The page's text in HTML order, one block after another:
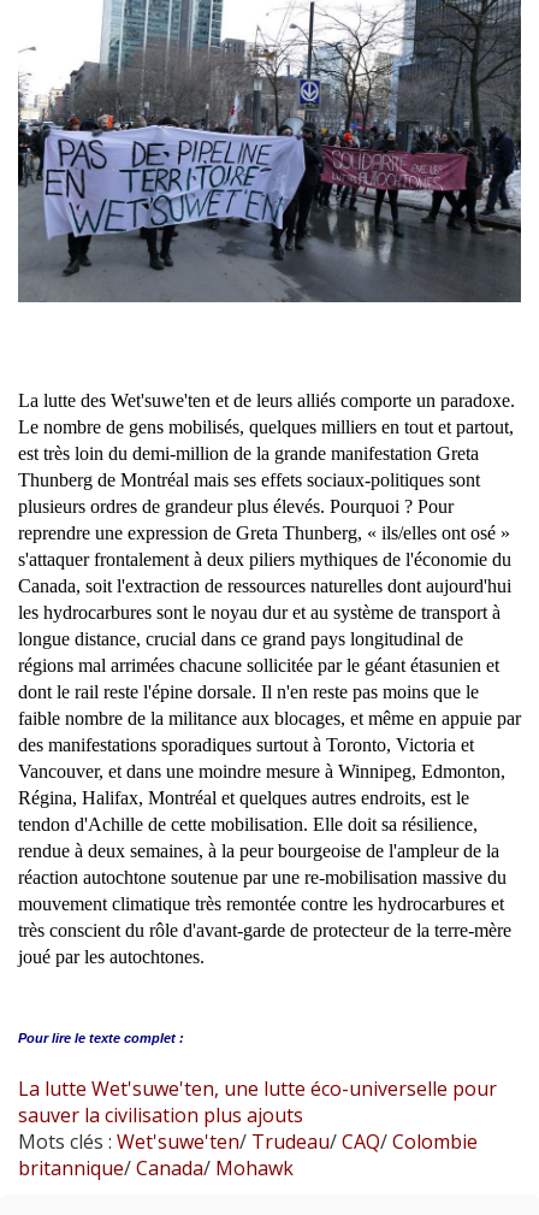
La lutte des Wet'suwe'ten et de leurs alliés comporte un paradoxe.
Le nombre de gens mobilisés, quelques milliers en tout et partout,
est très loin du demi-million de la grande manifestation Greta
Thunberg de Montréal mais ses effets sociaux-politiques sont
plusieurs ordres de grandeur plus élevés. Pourquoi ? Pour
reprendre une expression de Greta Thunberg, « ils/elles ont osé »
s'attaquer frontalement à deux piliers mythiques de l'économie du
Canada, soit l'extraction de ressources naturelles dont aujourd'hui
les hydrocarbures sont le noyau dur et au système de transport à
longue distance, crucial dans ce grand pays longitudinal de
régions mal arrimées chacune sollicitée par le géant étasunien et
dont le rail reste l'épine dorsale. Il n'en reste pas moins que le
faible nombre de la militance aux blocages, et même en appuie par
des manifestations sporadiques surtout à Toronto, Victoria et
Vancouver, et dans une moindre mesure à Winnipeg, Edmonton,
Régina, Halifax, Montréal et quelques autres endroits, est le
tendon d'Achille de cette mobilisation. Elle doit sa résilience,
rendue à deux semaines, à la peur bourgeoise de l'ampleur de la
réaction autochtone soutenue par une re-mobilisation massive du
mouvement climatique très remontée contre les hydrocarbures et
très conscient du rôle d'avant-garde de protecteur de la terre-mère
joué par les autochtones.
Pour lire le texte complet :
La lutte Wet'suwe'ten, une lutte éco-universelle pour
sauver la civilisation plus ajouts
Mots clés : Wet'suwe'ten/ Trudeau/CAQ/Colombie
britannique/Canada/ Mohawk